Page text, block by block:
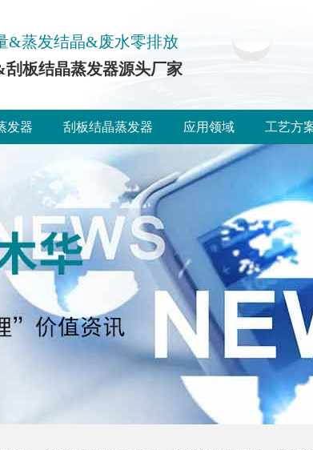
&蒸发结晶&废水零排放
板结晶蒸发器源头厂家
发器 刮板结晶蒸发器 应用领域 工艺方